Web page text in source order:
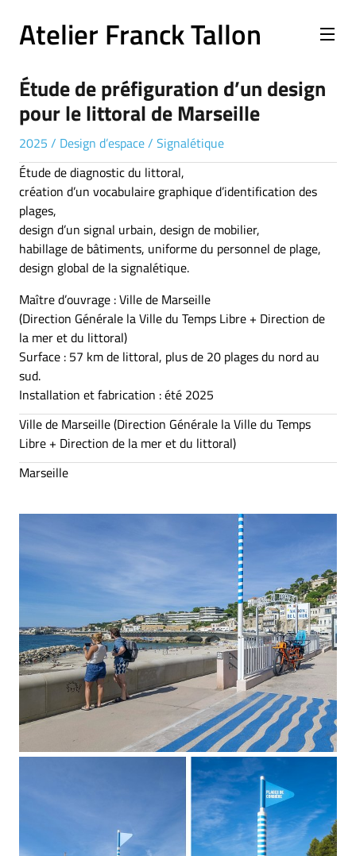
Atelier Franck Tallon
Étude de préfiguration d’un design
pour le littoral de Marseille
2025 / Design d’espace/ Signalétique
Étude de diagnostic du littoral,
création d’un vocabulaire graphique d’identification des
plages,
design d’un signal urbain, design de mobilier,
habillage de bâtiments, uniforme du personnel de plage,
design global de la signalétique.
Maître d’ouvrage : Ville de Marseille
(Direction Générale la Ville du Temps Libre + Direction de
la mer et du littoral)
Surface : 57 km de littoral, plus de 20 plages du nord au
sud.
Installation et fabrication : été 2025
Ville de Marseille (Direction Générale la Ville du Temps
Libre + Direction de la mer et du littoral)
Marseille